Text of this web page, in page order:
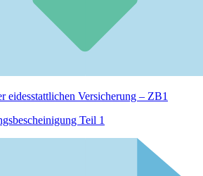
eides­stattlichen Versicherung – ZB1
Teil 1